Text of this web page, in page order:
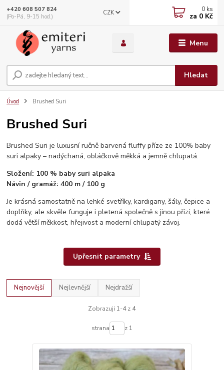
Menu
CZK
Hledat
+420 608 507 824
(Po-Pá, 9-15 hod.)
0 ks
za 0 Kč
Úvod Brushed Suri
Brushed Suri
Brushed Suri je luxusní ručně barvená fluffy příze ze 100% baby
suri alpaky – nadýchaná, obláčkově měkká a jemně chlupatá.
Složení: 100 % baby suri alpaka
Návin / gramáž: 400 m / 100 g
Je krásná samostatně na lehké svetříky, kardigany, šály, čepice a
doplňky, ale skvěle funguje i pletená společně s jinou přízí, které
dodá větší měkkost, hřejivost a moderní chlupatý závoj.
Upřesnit parametry
Nejnovější Nejlevnější Nejdražší
Zobrazuji 1-4 z 4
strana z 1